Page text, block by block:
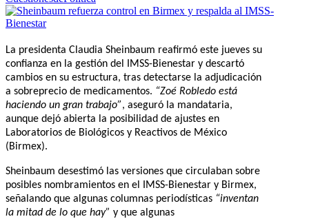
La presidenta Claudia Sheinbaum reafirmó este jueves su
confianza en la gestión del IMSS-Bienestar y descartó
cambios en su estructura, tras detectarse la adjudicación
a sobreprecio de medicamentos. “Zoé Robledo está
haciendo un gran trabajo”, aseguró la mandataria,
aunque dejó abierta la posibilidad de ajustes en
Laboratorios de Biológicos y Reactivos de México
(Birmex).
Sheinbaum desestimó las versiones que circulaban sobre
posibles nombramientos en el IMSS-Bienestar y Birmex,
señalando que algunas columnas periodísticas “inventan
la mitad de lo que hay” y que algunas